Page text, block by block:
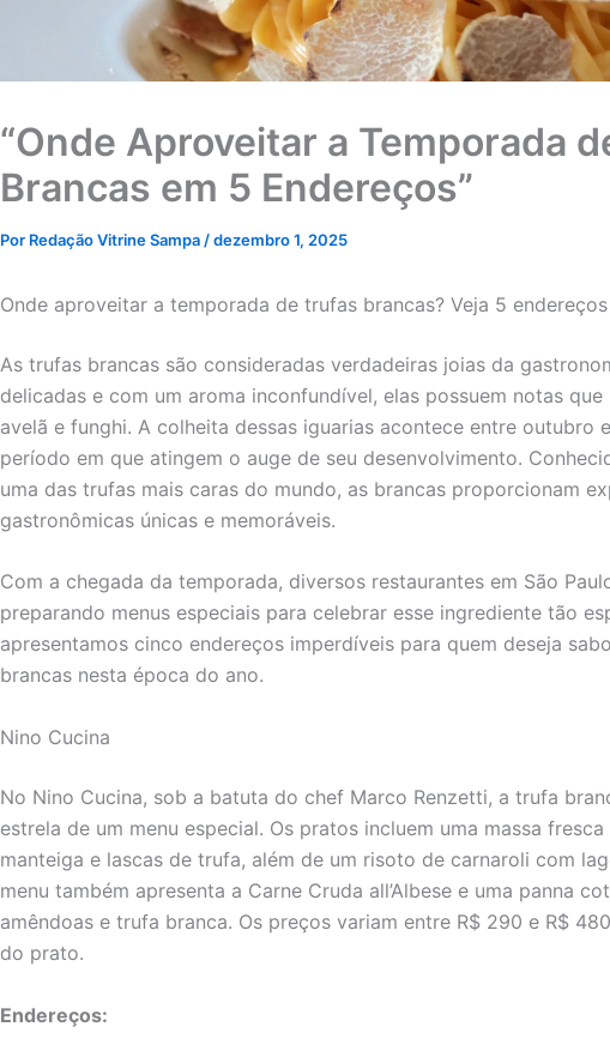
“Onde Aproveitar a Temporada
Brancas em 5 Endereços”
Por Redação Vitrine Sampa /dezembro 1, 2025
Onde aproveitar a temporada de trufas brancas? Veja 5 endereços
As trufas brancas são consideradas verdadeiras joias da
delicadas e com um aroma inconfundível, elas possuem notas que
avelã e funghi. A colheita dessas iguarias acontece entre outubro
período em que atingem o auge de seu desenvolvimento.
uma das trufas mais caras do mundo, as brancas proporcionam
gastronômicas únicas e memoráveis.
Com a chegada da temporada, diversos restaurantes em São
preparando menus especiais para celebrar esse ingrediente tão
apresentamos cinco endereços imperdíveis para quem deseja
brancas nesta época do ano.
Nino Cucina
No Nino Cucina, sob a batuta do chef Marco Renzetti, a trufa
estrela de um menu especial. Os pratos incluem uma massa
manteiga e lascas de trufa, além de um risoto de carnaroli com
menu também apresenta a Carne Cruda all’Albese e uma panna
amêndoas e trufa branca. Os preços variam entre R$ 290 e R$
do prato.
Endereços: